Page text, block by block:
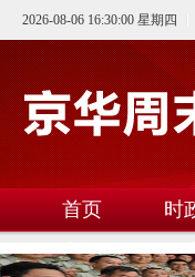
2026-08-06 16:30:00 星期四
首页 时
文教
卫